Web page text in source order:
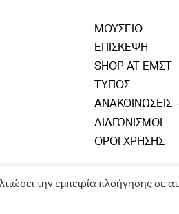
ΜΟΥΣΕΙΟ
ΕΠΙΣΚΕΨΗ
SHOP AT ΕΜΣΤ
ΤΥΠΟΣ
ΑΝΑΚΟΙΝΩΣΕΙΣ
ΔΙΑΓΩΝΙΣΜΟΙ
ΟΡΟΙ ΧΡΗΣΗΣ
την εμπειρία πλοήγησης σε